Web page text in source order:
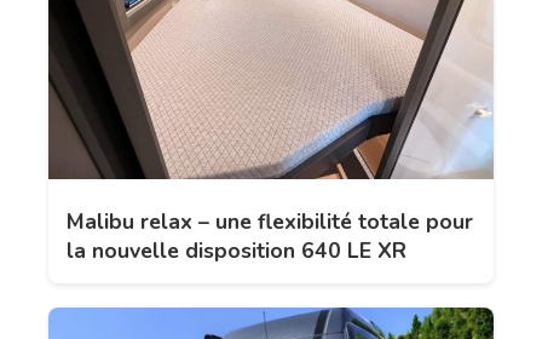
Malibu relax – une flexibilité totale pour
la nouvelle disposition 640 LE XR